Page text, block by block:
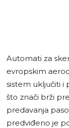
Automati za
evropskim
sistem uključiti i
što znači brži
predavanja
predviđeno je